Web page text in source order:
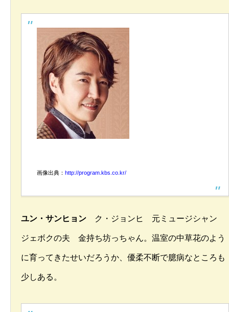
画像出典： http://program.kbs.co.kr/
ユン・サンヒョン ク・ジョンヒ 元ミュージシャン
ジェボクの夫 金持ち坊っちゃん。温室の中草花のよう
に育ってきたせいだろうか、優柔不断で臆病なところも
少しある。